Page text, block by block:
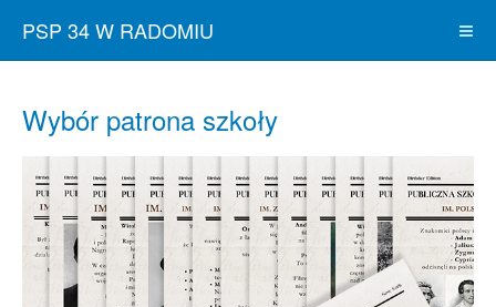
PSP 34 W RADOMIU
Wybór patrona szkoły